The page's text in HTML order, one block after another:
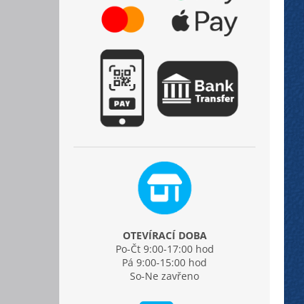
OTEVÍRACÍ DOBA
Po-Čt 9:00-17:00 hod
Pá 9:00-15:00 hod
So-Ne zavřeno